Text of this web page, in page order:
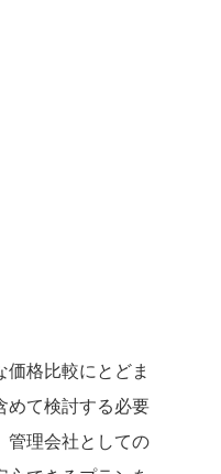
格比較にとどま
めて検討する必要
管理会社としての